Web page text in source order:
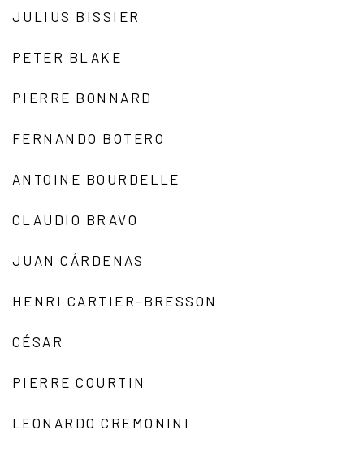
JULIUS BISSIER
PETER BLAKE
PIERRE BONNARD
FERNANDO BOTERO
ANTOINE BOURDELLE
CLAUDIO BRAVO
JUAN CÁRDENAS
HENRI CARTIER-BRESSON
CÉSAR
PIERRE COURTIN
LEONARDO CREMONINI